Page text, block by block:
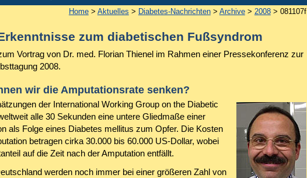
Home> Aktuelles > Diabetes-Nachrichten> Archive> 2008> 081107f
zum diabetischen Fußsyndrom
Vortrag von Dr. med. Florian Thienel im Rahmen einer Pressekonferenz zur
2008.
wir die Amputationsrate senken?
der International Working Group on the Diabetic
alle 30 Sekunden eine untere Gliedmaße einer
als Folge eines Diabetes mellitus zum Opfer. Die Kosten
betragen cirka 30.000 bis 60.000 US-Dollar, wobei
auf die Zeit nach der Amputation entfällt.
werden noch immer bei einer größeren Zahl von